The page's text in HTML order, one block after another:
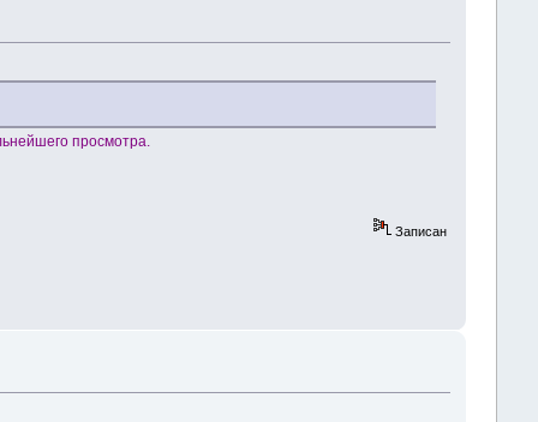
просмотра.
Записан